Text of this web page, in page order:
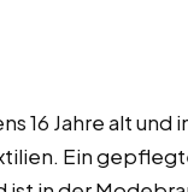
16 Jahre alt und
Ein